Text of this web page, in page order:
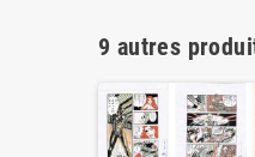
9 autres